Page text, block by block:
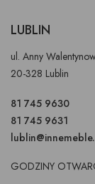
LUBLIN
ul. Anny
20-328 Lublin
81 745 9630
81 745 9631
GODZINY